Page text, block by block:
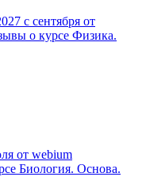
с сентября от
о курсе Физика.
от webium
Биология. Основа.